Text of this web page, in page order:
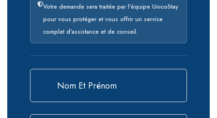
Votre demande sera traitée par l'équipe UnicoStay
pour vous protéger et vous offrir un service
complet d'assistance et de conseil.